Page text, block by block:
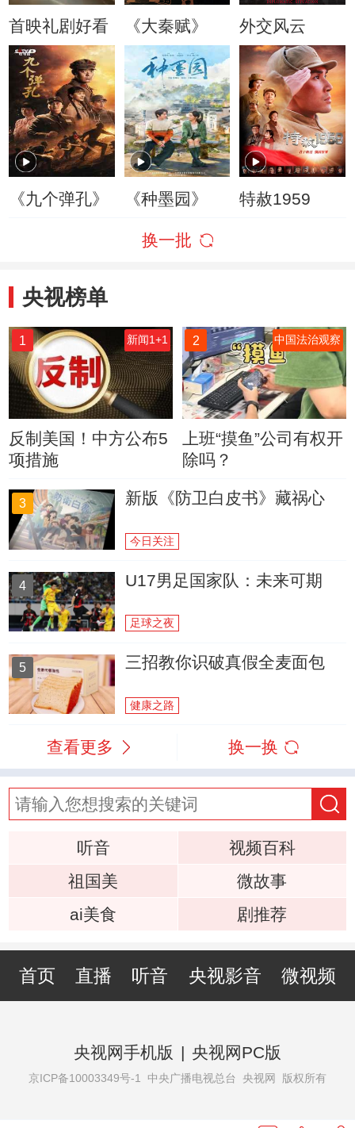
首映礼剧好看 《大秦赋》 外交风云
《九个弹孔》 《种墨园》 特赦1959
换一批
央视榜单
1 新闻1+1
反制美国！中方公布5
项措施
2 中国法治观察
上班“摸鱼”公司有权开
除吗？
3 新版《防卫白皮书》藏祸心
今日关注
4 U17男足国家队：未来可期
足球之夜
5 三招教你识破真假全麦面包
健康之路
查看更多 换一换
听音
视频百科
祖国美
微故事
ai美食
剧推荐
首页 直播 听音 央视影音 微视频
央视网手机版 | 央视网PC版
京ICP备10003349号-1 中央广播电视总台 央视网 版权所有